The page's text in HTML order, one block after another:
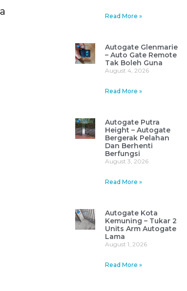
Read More »
Autogate Glenmarie
– Auto Gate Remote
Tak Boleh Guna
August 4, 2026
Read More »
Autogate Putra
Height – Autogate
Bergerak Pelahan
Dan Berhenti
Berfungsi
August 3, 2026
Read More »
Autogate Kota
Kemuning – Tukar 2
Units Arm Autogate
Lama
August 1, 2026
Read More »